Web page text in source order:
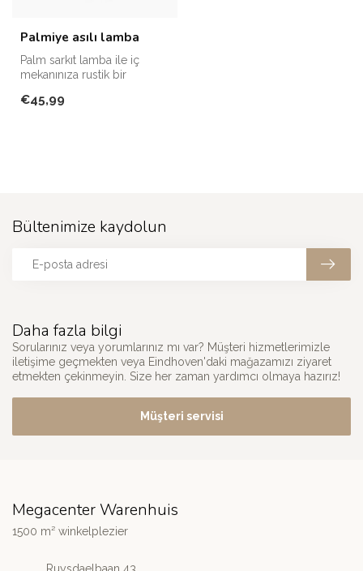
Palmiye asılı lamba
Palm sarkıt lamba ile iç
mekanınıza rustik bir
€45,99
Daha fazla bilgi
Sorularınız veya yorumlarınız mı var? Müşteri hizmetlerimizle
iletişime geçmekten veya Eindhoven'daki mağazamızı ziyaret
etmekten çekinmeyin. Size her zaman yardımcı olmaya hazırız!
Müşteri servisi
Bültenimize kaydolun
Megacenter Warenhuis
1500 m² winkelplezier